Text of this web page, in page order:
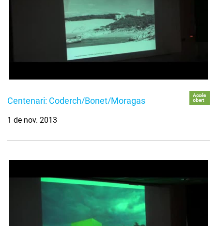
Centenari: Coderch/Bonet/Moragas
Accés
obert
1 de nov. 2013